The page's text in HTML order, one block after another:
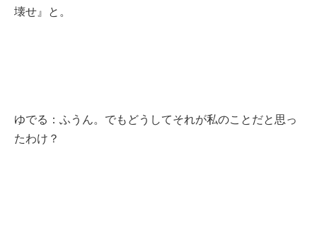
壊せ』と。
ゆでる：ふうん。でもどうしてそれが私のことだと思っ
たわけ？